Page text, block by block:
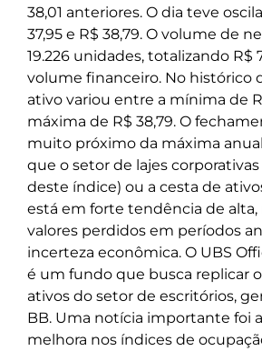
38,01 anteriores. O dia teve
37,95 e R$ 38,79. O volume de
19.226 unidades, totalizando R$
volume financeiro. No histórico
ativo variou entre a mínima de
máxima de R$ 38,79. O
muito próximo da máxima
que o setor de lajes
deste índice) ou a cesta de
está em forte tendência de
valores perdidos em períodos
incerteza econômica. O UBS
é um fundo que busca replicar
ativos do setor de escritórios,
BB. Uma notícia importante foi
melhora nos índices de